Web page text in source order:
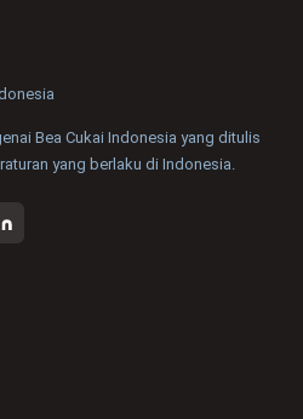
Bea Cukai Indonesia yang ditulis
yang berlaku di Indonesia.